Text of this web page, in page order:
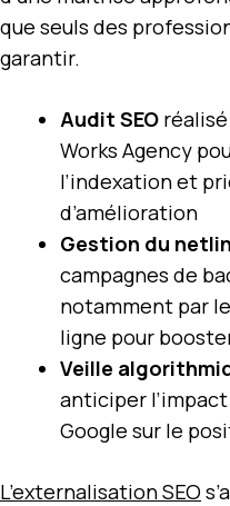
que seuls des
garantir.
Audit SEO
Works Agency
l’indexation et
d’amélioration
Gestion du
campagnes de
notamment par
ligne pour
Veille
anticiper
Google sur le
L’externalisation SEO